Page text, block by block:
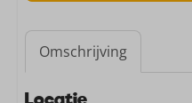
Omschrijving